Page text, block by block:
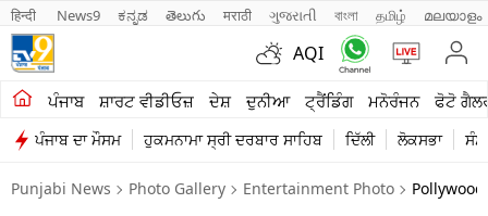
हिन्दी News9 ಕನ್ನಡ తెలుగు मराठी ગુજરાતી বাংলা தமிழ் മലയാളം
AQI
ਪੰਜਾਬ ਸ਼ਾਰਟ ਵੀਡੀਓਜ਼ ਦੇਸ਼ ਦੁਨੀਆ ਟ੍ਰੈਂਡਿੰਗ ਮਨੋਰੰਜਨ ਫੋਟੋ
ਪੰਜਾਬ ਦਾ ਮੌਸਮ ਹੁਕਮਨਾਮਾ ਸ੍ਰੀ ਦਰਬਾਰ ਸਾਹਿਬ ਦਿੱਲੀ ਲੋਕਸਭਾ
ਖੇਤੀਬਾੜੀ
ਸ਼ਾਰਟ ਵੀਡੀਓਜ਼
ਕਾਰੋਬਾਰ
Punjabi News Photo Gallery Entertainment Photo